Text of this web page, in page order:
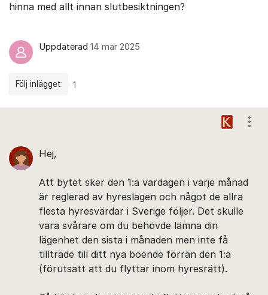
hinna med allt innan slutbesiktningen?
Uppdaterad 14 mar 2025
Följ inlägget 1
Hej,
Att bytet sker den 1:a vardagen i varje månad
är reglerad av hyreslagen och något de allra
flesta hyresvärdar i Sverige följer. Det skulle
vara svårare om du behövde lämna din
lägenhet den sista i månaden men inte få
tillträde till ditt nya boende förrän den 1:a
(förutsatt att du flyttar inom hyresrätt).